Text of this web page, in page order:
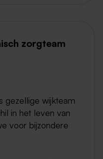
zorgteam
gezellige wijkteam
in het leven van
voor bijzondere